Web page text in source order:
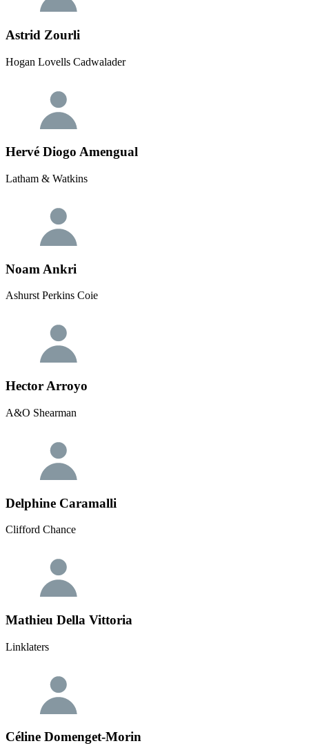
Astrid Zourli
Hogan Lovells Cadwalader
Hervé Diogo Amengual
Latham & Watkins
Noam Ankri
Ashurst Perkins Coie
Hector Arroyo
A&O Shearman
Delphine Caramalli
Clifford Chance
Mathieu Della Vittoria
Linklaters
Céline Domenget-Morin